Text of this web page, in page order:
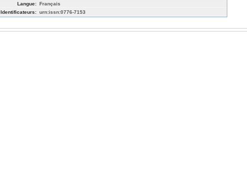
Langue: Français
Identificateurs: urn:issn:0776-7153